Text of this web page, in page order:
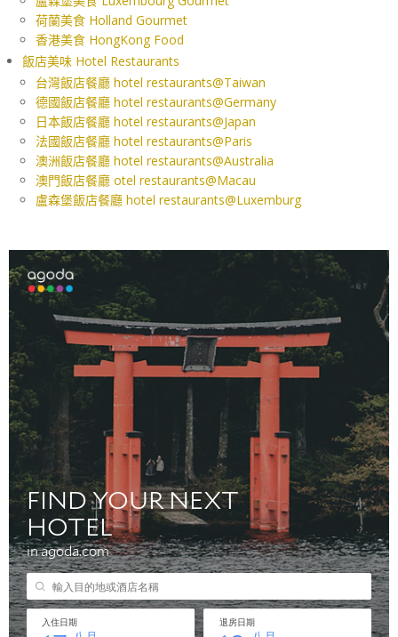
荷蘭美食 Holland Gourmet
香港美食 HongKong Food
飯店美味 Hotel Restaurants
台灣飯店餐廳 hotel restaurants@Taiwan
德國飯店餐廳 hotel restaurants@Germany
日本飯店餐廳 hotel restaurants@Japan
法國飯店餐廳 hotel restaurants@Paris
澳洲飯店餐廳 hotel restaurants@Australia
澳門飯店餐廳 otel restaurants@Macau
盧森堡飯店餐廳 hotel restaurants@Luxemburg